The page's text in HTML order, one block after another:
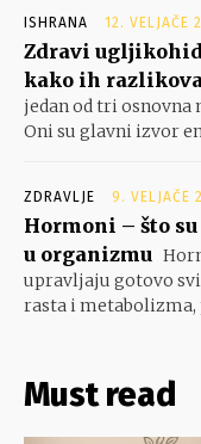
ISHRANA 12. VELJAČE
Zdravi
kako ih
jedan od tri
Oni su glavni izvor
ZDRAVLJE 9. VELJAČE
Hormoni – što
u organizmu
upravljaju gotovo
rasta i metabolizma,
Must read